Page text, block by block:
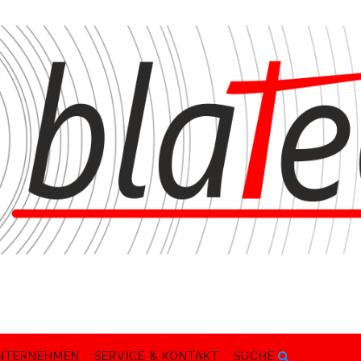
SERVICE & KONTAKT SUCHE